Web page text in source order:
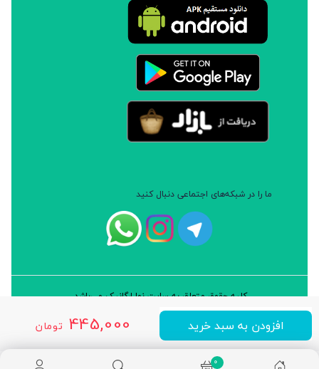
445,000 تومان افزودن به سبد خرید
ما را در شبکه‌های اجتماعی دنبال کنید
کلیه حقوق متعلق به سایت نوا ارگانیک می‌باشد.
طراحی و توسعه: شرکت داده پردازان سورن ایرانیان (نرم افزار سارب)
0